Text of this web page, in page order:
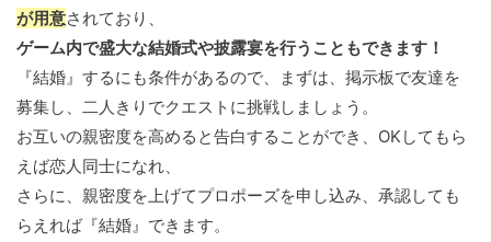
が用意されており、
ゲーム内で盛大な結婚式や披露宴を行うこともできます！
『結婚』するにも条件があるので、まずは、掲示板で友達を
募集し、二人きりでクエストに挑戦しましょう。
お互いの親密度を高めると告白することができ、OKしてもら
えば恋人同士になれ、
さらに、親密度を上げてプロポーズを申し込み、承認しても
らえれば『結婚』できます。